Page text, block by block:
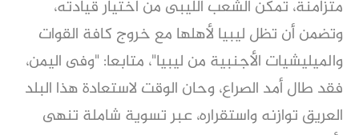
متزامنة، تمكن الشعب الليبى من اختيار قيادته،
وتضمن أن تظل ليبيا لأهلها مع خروج كافة القوات
والميليشيات الأجنبية من ليبيا"، متابعا: "وفى اليمن،
فقد طال أمد الصراع، وحان الوقت لاستعادة هذا البلد
العريق توازنه واستقراره، عبر تسوية شاملة تنهى